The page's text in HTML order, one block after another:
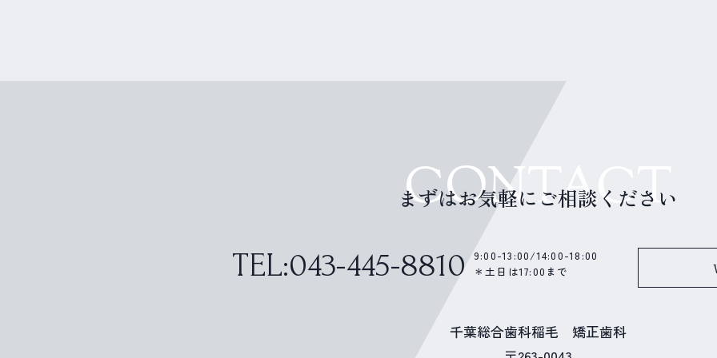
CONTACT
まずはお気軽にご相談ください
TEL:043-445-8810
9:00-13:00/14:00-18:00
＊土日は17:00まで
千葉総合歯科稲毛 矯正歯科